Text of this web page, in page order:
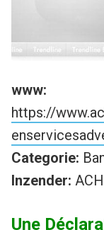
www:
https://
Categorie:
Inzender:
Une